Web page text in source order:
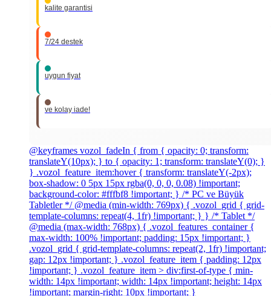
kalite garantisi
7/24 destek
uygun fiyat
ve kolay iade!
@keyframes vozol_fadeIn { from { opacity: 0; transform:
translateY(10px); } to { opacity: 1; transform: translateY(0); }
} .vozol_feature_item:hover { transform: translateY(-2px);
box-shadow: 0 5px 15px rgba(0, 0, 0, 0.08) !important;
background-color: #fffbf8 !important; } /* PC ve Büyük
Tabletler */ @media (min-width: 769px) { .vozol_grid { grid-
template-columns: repeat(4, 1fr) !important; } } /* Tablet */
@media (max-width: 768px) { .vozol_features_container {
max-width: 100% !important; padding: 15px !important; }
.vozol_grid { grid-template-columns: repeat(2, 1fr) !important;
gap: 12px !important; } .vozol_feature_item { padding: 12px
!important; } .vozol_feature_item > div:first-of-type { min-
width: 14px !important; width: 14px !important; height: 14px
!important; margin-right: 10px !important; }